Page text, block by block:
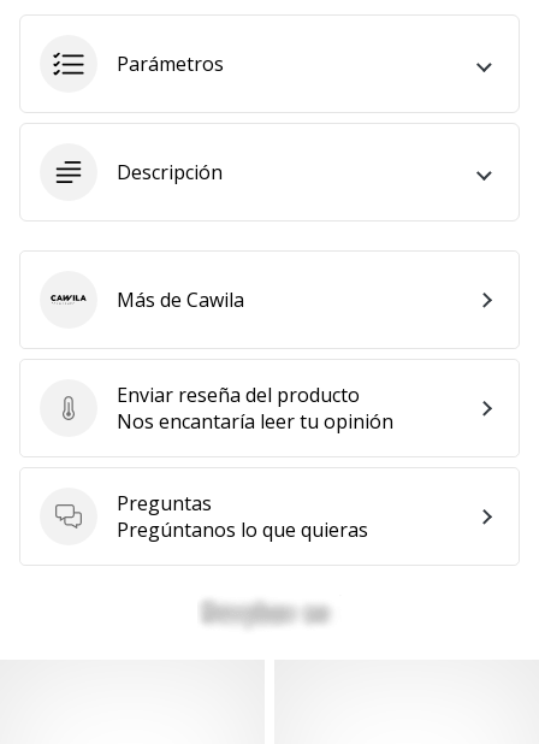
Parámetros
Descripción
Enviar reseña del producto
Enviar reseña del producto
Nos encantaría leer tu opinión
Preguntas
Preguntas
Pregúntanos lo que quieras
CawilaMás de Cawila